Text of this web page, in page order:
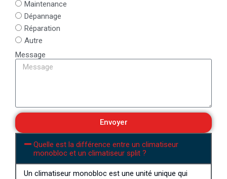
Maintenance
Dépannage
Réparation
Autre
Message
Envoyer
Quelle est la différence entre un climatiseur
monobloc et un climatiseur split ?
Un climatiseur monobloc est une unité unique qui